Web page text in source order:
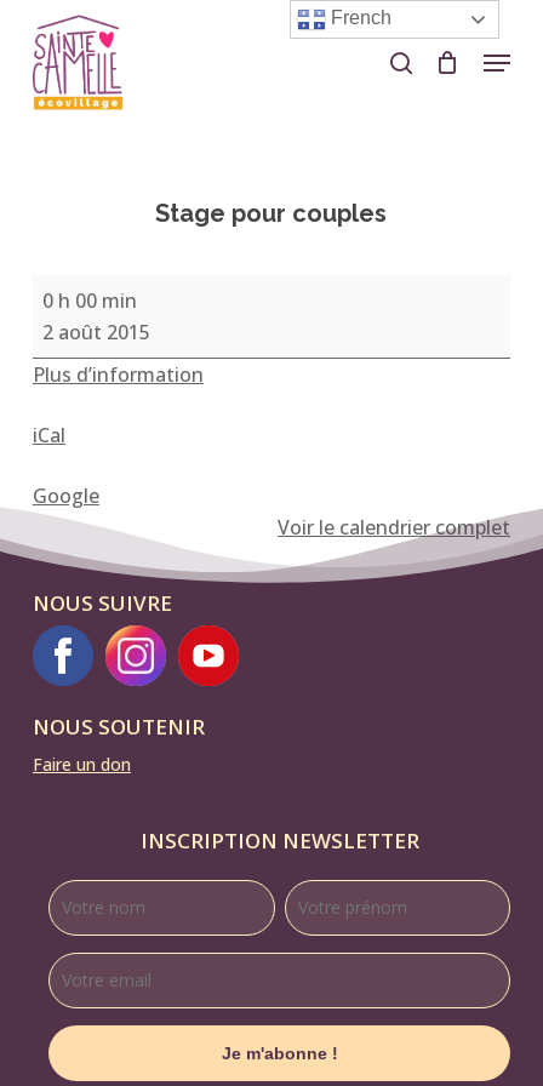
main
content
search Menu
Stage pour couples
Stage
pour
couples
0 h 00 min
2 août 2015
Plus d’information
iCal
Google
Voir le calendrier complet
NOUS SUIVRE
NOUS SOUTENIR
Faire un don
INSCRIPTION NEWSLETTER
Close
French